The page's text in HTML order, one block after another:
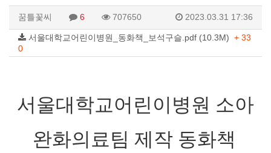
꿈틀꽃씨 6 707650 2023.03.31 17:36
서울대학교어린이병원_동화책_보석구슬.pdf (10.3M) + 33
0
서울대학교어린이병원 소아
완화의료팀 제작 동화책